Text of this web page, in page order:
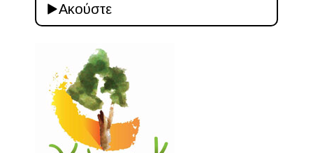
Ακούστε